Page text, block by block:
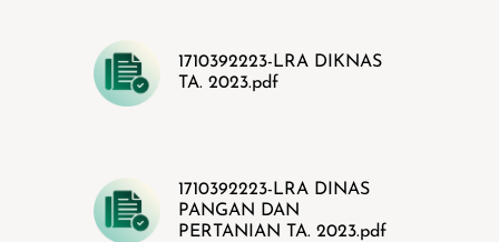
1710392223-LRA DIKNAS
TA. 2023.pdf
1710392223-LRA DINAS
PANGAN DAN
PERTANIAN TA. 2023.pdf